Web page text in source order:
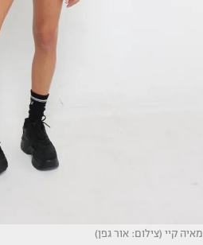
מאיה קיי (צילום: אור גפן)